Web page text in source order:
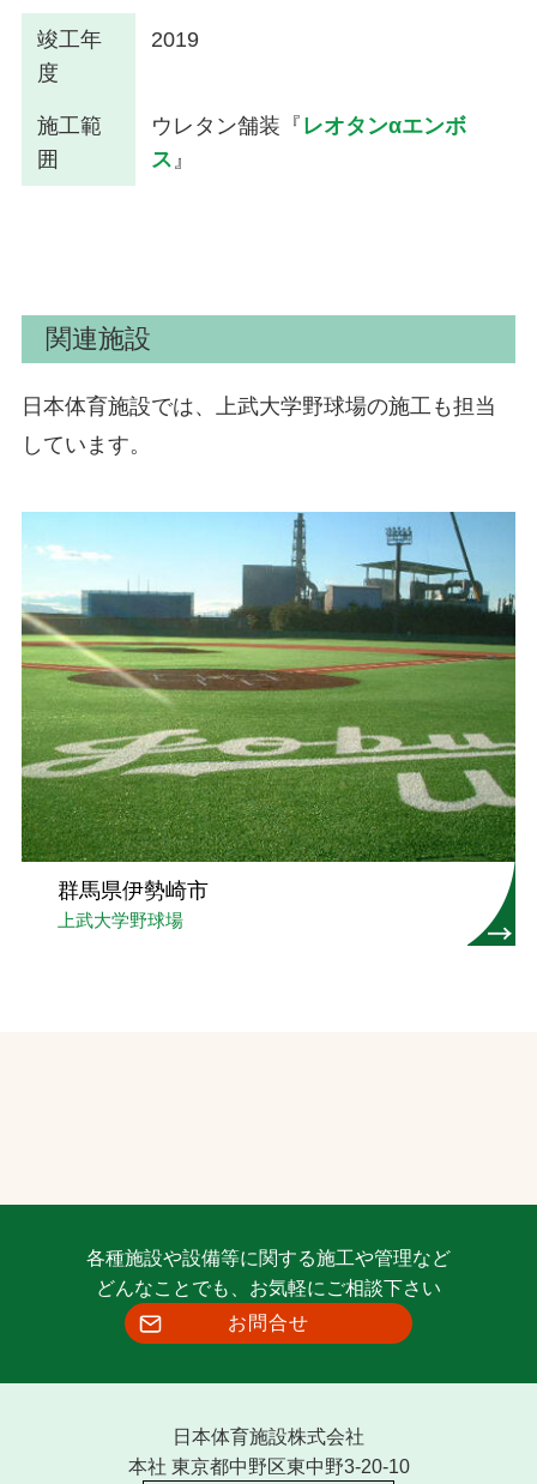
竣工年
度
2019
施工範
囲
ウレタン舗装『 レオタンαエンボ
ス』
関連施設
日本体育施設では、上武大学野球場の施工も担当
しています。
群馬県伊勢崎市
上武大学野球場
各種施設や設備等に関する施工や管理など
どんなことでも、お気軽にご相談下さい
お問合せ
日本体育施設株式会社
本社 東京都中野区東中野3-20-10